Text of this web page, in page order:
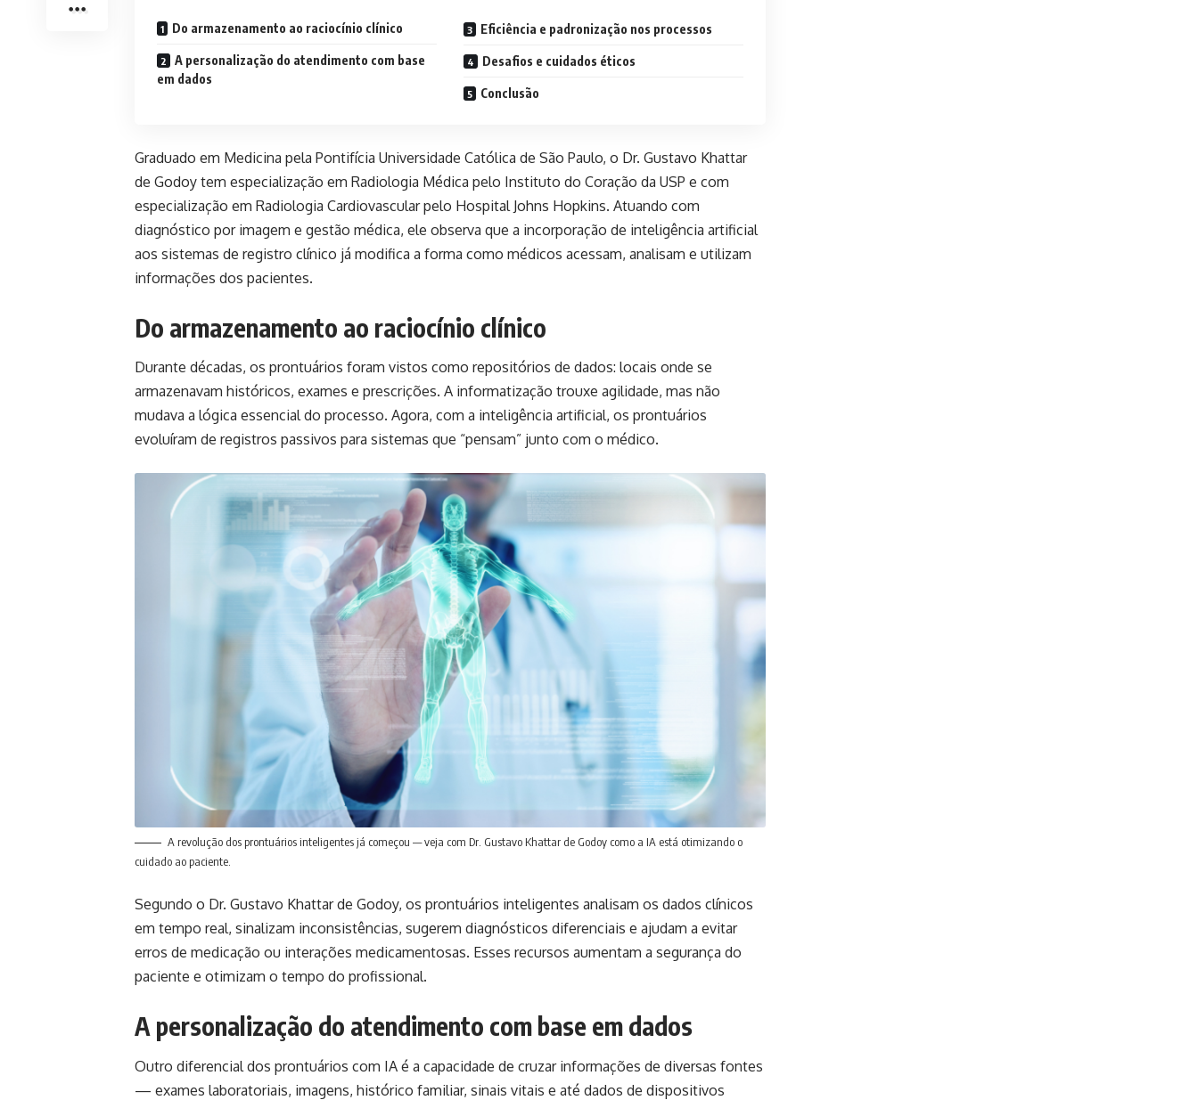
Do armazenamento ao raciocínio clínico
A personalização do atendimento com base
em dados
Eficiência e padronização nos processos
Desafios e cuidados éticos
Conclusão
Graduado em Medicina pela Pontifícia Universidade Católica de São Paulo, o Dr. Gustavo Khattar
de Godoy tem especialização em Radiologia Médica pelo Instituto do Coração da USP e com
especialização em Radiologia Cardiovascular pelo Hospital Johns Hopkins. Atuando com
diagnóstico por imagem e gestão médica, ele observa que a incorporação de inteligência artificial
aos sistemas de registro clínico já modifica a forma como médicos acessam, analisam e utilizam
informações dos pacientes.
Do armazenamento ao raciocínio clínico
Durante décadas, os prontuários foram vistos como repositórios de dados: locais onde se
armazenavam históricos, exames e prescrições. A informatização trouxe agilidade, mas não
mudava a lógica essencial do processo. Agora, com a inteligência artificial, os prontuários
evoluíram de registros passivos para sistemas que “pensam” junto com o médico.
A revolução dos prontuários inteligentes já começou — veja com Dr. Gustavo Khattar de Godoy como a IA está otimizando o
cuidado ao paciente.
Segundo o Dr. Gustavo Khattar de Godoy, os prontuários inteligentes analisam os dados clínicos
em tempo real, sinalizam inconsistências, sugerem diagnósticos diferenciais e ajudam a evitar
erros de medicação ou interações medicamentosas. Esses recursos aumentam a segurança do
paciente e otimizam o tempo do profissional.
A personalização do atendimento com base em dados
Outro diferencial dos prontuários com IA é a capacidade de cruzar informações de diversas fontes
— exames laboratoriais, imagens, histórico familiar, sinais vitais e até dados de dispositivos